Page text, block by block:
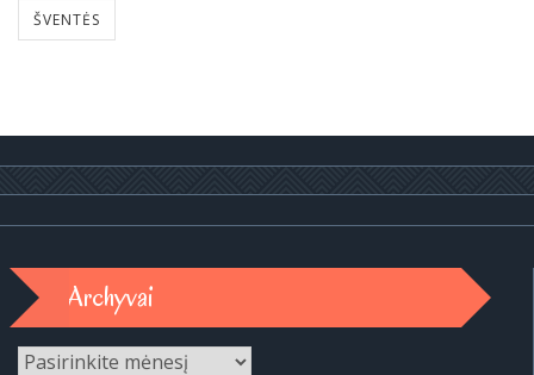
ŠVENTĖS
Archyvai
Archyvai